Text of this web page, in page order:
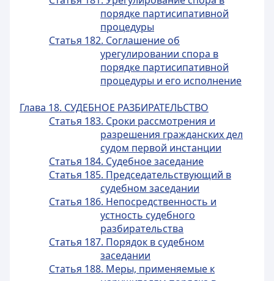
порядке партисипативной
процедуры
Статья 182. Соглашение об
урегулировании спора в
порядке партисипативной
процедуры и его исполнение
Глава 18. СУДЕБНОЕ РАЗБИРАТЕЛЬСТВО
Статья 183. Сроки рассмотрения и
разрешения гражданских дел
судом первой инстанции
Статья 184. Судебное заседание
Статья 185. Председательствующий в
судебном заседании
Статья 186. Непосредственность и
устность судебного
разбирательства
Статья 187. Порядок в судебном
заседании
Статья 188. Меры, применяемые к